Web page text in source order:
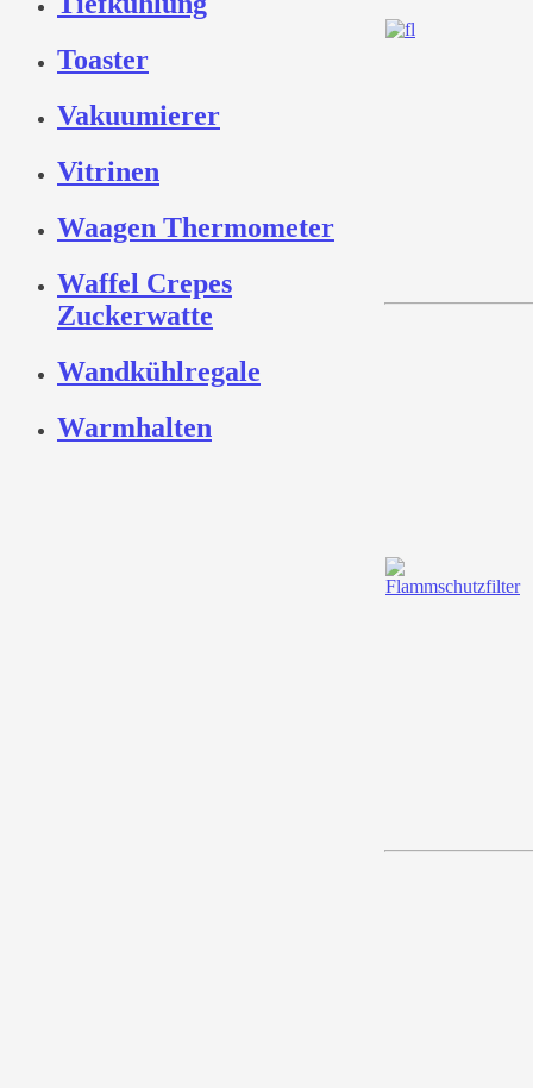
Toaster
Vakuumierer
Vitrinen
Waagen Thermometer
Waffel Crepes
Zuckerwatte
Wandkühlregale
Warmhalten